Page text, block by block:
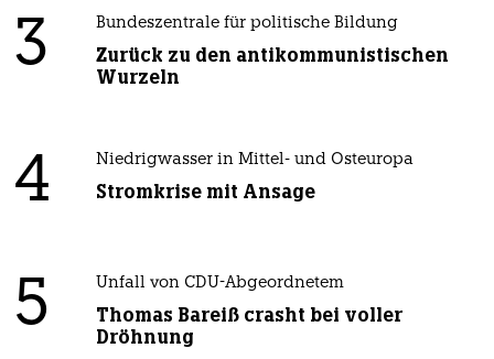
3 Bundeszentrale für politische Bildung
Zurück zu den antikommunistischen
Wurzeln
4 Niedrigwasser in Mittel- und Osteuropa
Stromkrise mit Ansage
5 Unfall von CDU-Abgeordnetem
Thomas Bareiß crasht bei voller
Dröhnung